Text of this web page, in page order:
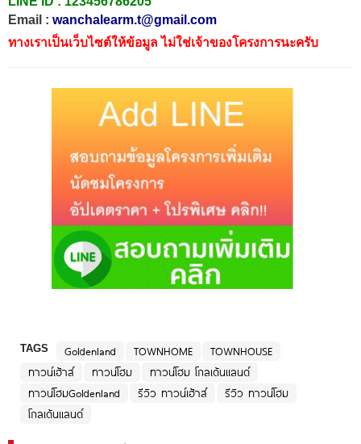
Email : wanchalearm.t@gmail.com
ทางเราเป็นเว็บไซต์ให้ข้อมูล ไม่ใช่เจ้าของโครงการนะครับ
TAGS Goldenland TOWNHOME
TOWNHOUSE
ทาวน์เฮ้าส์
ทาวน์โฮม
ทาวน์โฮม โกลเด้นแลนด์
ทาวน์โฮมGoldenland
รีวิว ทาวน์เฮ้าส์
รีวิว ทาวน์โฮม
โกลเด้นแลนด์